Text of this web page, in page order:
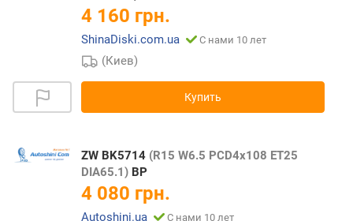
4 160 грн.
ShinaDiski.com.ua С нами 10 лет
(Киев)
Купить
ZW BK5714 (R15 W6.5 PCD4x108 ET25
DIA65.1) BP
4 080 грн.
Autoshini.ua С нами 10 лет